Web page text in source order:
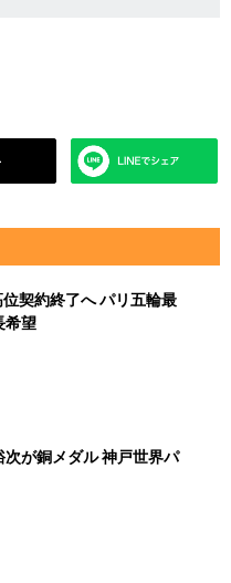
契約終了へ パリ五輪最
希望
が銅メダル 神戸世界パ